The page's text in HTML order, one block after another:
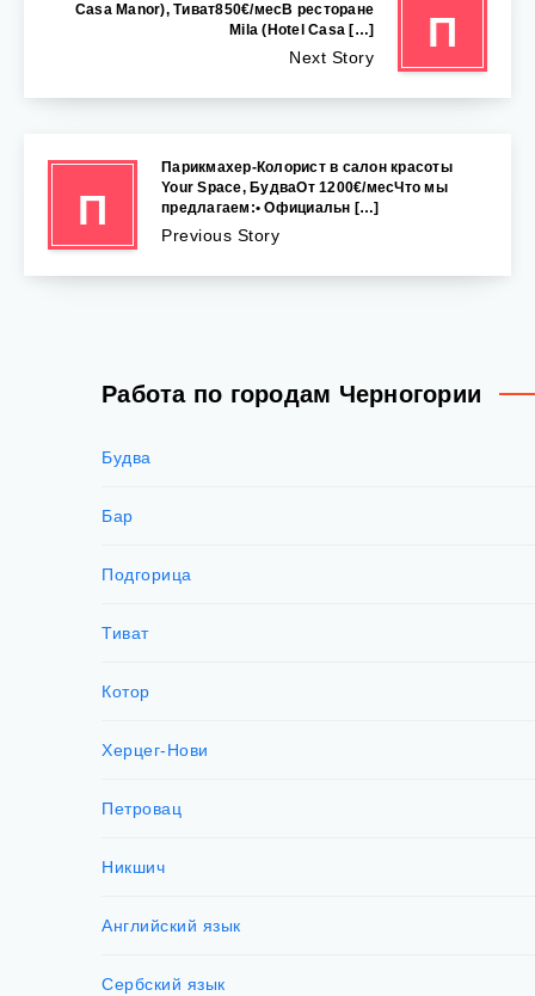
П
Casa Manor), Тиват850€/месВ ресторане
Mila (Hotel Casa […]
Next Story
П
Парикмахер-Колорист в салон красоты
Your Space, БудваОт 1200€/месЧто мы
предлагаем:• Официальн […]
Previous Story
Работа по городам Черногории
Будва
Бар
Подгорица
Тиват
Котор
Херцег-Нови
Петровац
Никшич
Английский язык
Сербский язык